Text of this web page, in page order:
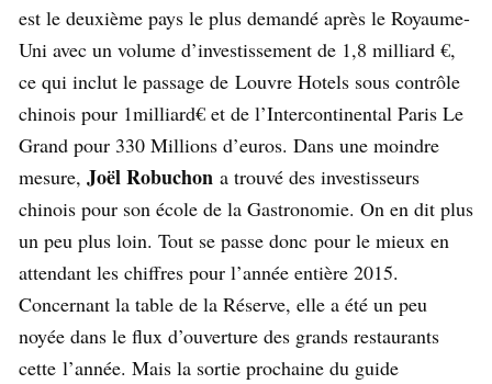
est le deuxième pays le plus demandé après le Royaume-
Uni avec un volume d’investissement de 1,8 milliard €,
ce qui inclut le passage de Louvre Hotels sous contrôle
chinois pour 1milliard€ et de l’Intercontinental Paris Le
Grand pour 330 Millions d’euros. Dans une moindre
mesure, Joël Robuchon a trouvé des investisseurs
chinois pour son école de la Gastronomie. On en dit plus
un peu plus loin. Tout se passe donc pour le mieux en
attendant les chiffres pour l’année entière 2015.
Concernant la table de la Réserve, elle a été un peu
noyée dans le flux d’ouverture des grands restaurants
cette l’année. Mais la sortie prochaine du guide